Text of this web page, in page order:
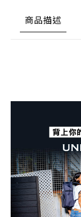
商品描述